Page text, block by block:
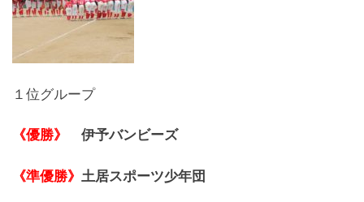
１位グループ
《優勝》 伊予バンビーズ
《準優勝》 土居スポーツ少年団